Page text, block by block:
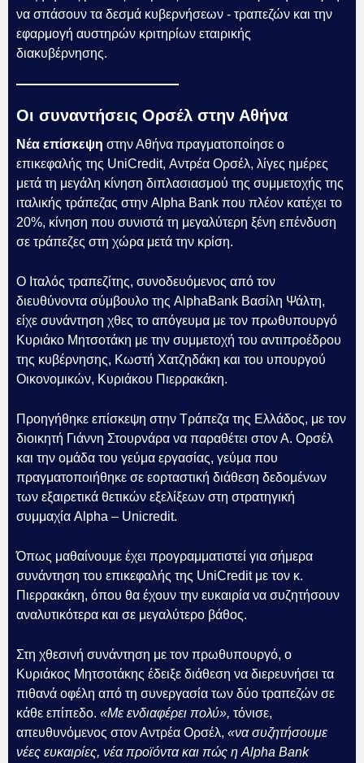
να σπάσουν τα δεσμά κυβερνήσεων - τραπεζών και την
εφαρμογή αυστηρών κριτηρίων εταιρικής
διακυβέρνησης.
Οι συναντήσεις Ορσέλ στην Αθήνα
Νέα επίσκεψη στην Αθήνα πραγματοποίησε ο
επικεφαλής της UniCredit, Αντρέα Ορσέλ, λίγες ημέρες
μετά τη μεγάλη κίνηση διπλασιασμού της συμμετοχής της
ιταλικής τράπεζας στην Alpha Bank που πλέον κατέχει το
20%, κίνηση που συνιστά τη μεγαλύτερη ξένη επένδυση
σε τράπεζες στη χώρα μετά την κρίση.
Ο Ιταλός τραπεζίτης, συνοδευόμενος από τον
διευθύνοντα σύμβουλο της AlphaBank Βασίλη Ψάλτη,
είχε συνάντηση χθες το απόγευμα με τον πρωθυπουργό
Κυριάκο Μητσοτάκη με την συμμετοχή του αντιπροέδρου
της κυβέρνησης, Κωστή Χατζηδάκη και του υπουργού
Οικονομικών, Κυριάκου Πιερρακάκη.
Προηγήθηκε επίσκεψη στην Τράπεζα της Ελλάδος, με τον
διοικητή Γιάννη Στουρνάρα να παραθέτει στον Α. Ορσέλ
και την ομάδα του γεύμα εργασίας, γεύμα που
πραγματοποιήθηκε σε εορταστική διάθεση δεδομένων
των εξαιρετικά θετικών εξελίξεων στη στρατηγική
συμμαχία Alpha – Unicredit.
Όπως μαθαίνουμε έχει προγραμματιστεί για σήμερα
συνάντηση του επικεφαλής της UniCredit με τον κ.
Πιερρακάκη, όπου θα έχουν την ευκαιρία να συζητήσουν
αναλυτικότερα και σε μεγαλύτερο βάθος.
Στη χθεσινή συνάντηση με τον πρωθυπουργό, ο
Κυριάκος Μητσοτάκης έδειξε διάθεση να διερευνήσει τα
πιθανά οφέλη από τη συνεργασία των δύο τραπεζών σε
κάθε επίπεδο. «Με ενδιαφέρει πολύ», τόνισε,
απευθυνόμενος στον Αντρέα Ορσέλ, «να συζητήσουμε
νέες ευκαιρίες, νέα προϊόντα και πώς η Alpha Bank